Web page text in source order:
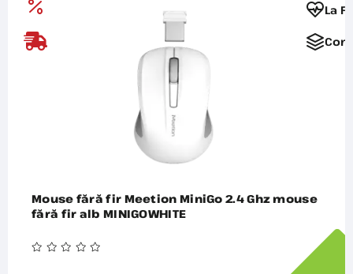
La
Mouse fără fir Meetion MiniGo 2.4 Ghz mouse
fără fir alb MINIGOWHITE